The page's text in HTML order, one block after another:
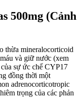
500mg (Cảnh
thừa mineralocorticoid
và giữ nước (xem
sự ức chế CYP17
đồng thời một
adrenocorticotropic
trọng của các phản